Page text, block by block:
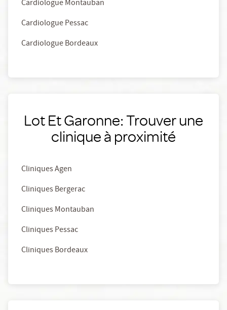
Cardiologue Montauban
Cardiologue Pessac
Cardiologue Bordeaux
Lot Et Garonne: Trouver une
clinique à proximité
Cliniques Agen
Cliniques Bergerac
Cliniques Montauban
Cliniques Pessac
Cliniques Bordeaux